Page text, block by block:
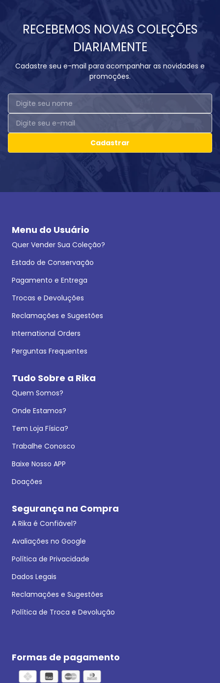
RECEBEMOS NOVAS COLEÇÕES
DIARIAMENTE
Cadastre seu e-mail para acompanhar as novidades e
promoções.
Cadastrar
Menu do Usuário
Quer Vender Sua Coleção?
Estado de Conservação
Pagamento e Entrega
Trocas e Devoluções
Reclamações e Sugestões
International Orders
Perguntas Frequentes
Tudo Sobre a Rika
Quem Somos?
Onde Estamos?
Tem Loja Física?
Trabalhe Conosco
Baixe Nosso APP
Doações
Segurança na Compra
A Rika é Confiável?
Avaliações no Google
Política de Privacidade
Dados Legais
Reclamações e Sugestões
Política de Troca e Devolução
Formas de pagamento